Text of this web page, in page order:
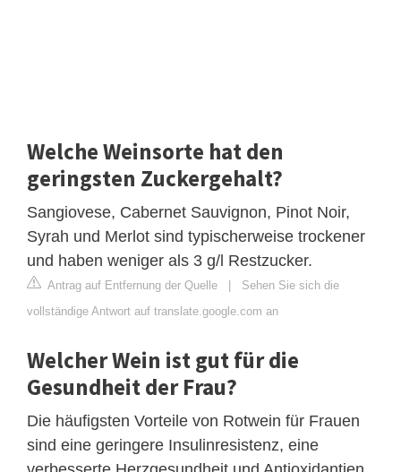
Welche Weinsorte hat den
geringsten Zuckergehalt?
Sangiovese, Cabernet Sauvignon, Pinot Noir,
Syrah und Merlot sind typischerweise trockener
und haben weniger als 3 g/l Restzucker.
Antrag auf Entfernung der Quelle | Sehen Sie sich die
vollständige Antwort auf translate.google.com an
Welcher Wein ist gut für die
Gesundheit der Frau?
Die häufigsten Vorteile von Rotwein für Frauen
sind eine geringere Insulinresistenz, eine